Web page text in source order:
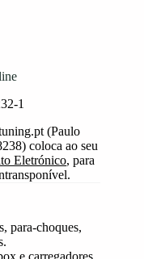
(Paulo
coloca ao seu
Eletrónico, para
para-choques,
e carregadores